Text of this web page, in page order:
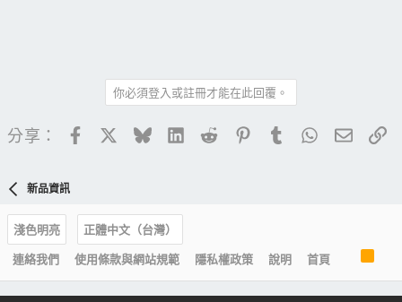
你必須登入或註冊才能在此回覆。
分享： FacebookBlueskyLinkedIn
Reddit PinterestTumblrWhatsApp
電子
新品資訊
淺色明亮
正體中文（台灣）
連絡我們
使用條款與網站規範 隱私權政策 說明 首頁
S